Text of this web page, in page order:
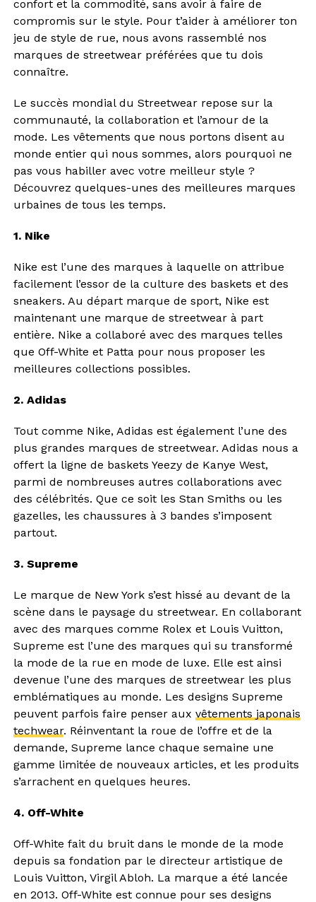
confort et la commodité, sans avoir à faire de
compromis sur le style. Pour t’aider à améliorer ton
jeu de style de rue, nous avons rassemblé nos
marques de streetwear préférées que tu dois
connaître.
Le succès mondial du Streetwear repose sur la
communauté, la collaboration et l’amour de la
mode. Les vêtements que nous portons disent au
monde entier qui nous sommes, alors pourquoi ne
pas vous habiller avec votre meilleur style ?
Découvrez quelques-unes des meilleures marques
urbaines de tous les temps.
1. Nike
Nike est l’une des marques à laquelle on attribue
facilement l’essor de la culture des baskets et des
sneakers. Au départ marque de sport, Nike est
maintenant une marque de streetwear à part
entière. Nike a collaboré avec des marques telles
que Off-White et Patta pour nous proposer les
meilleures collections possibles.
2. Adidas
Tout comme Nike, Adidas est également l’une des
plus grandes marques de streetwear. Adidas nous a
offert la ligne de baskets Yeezy de Kanye West,
parmi de nombreuses autres collaborations avec
des célébrités. Que ce soit les Stan Smiths ou les
gazelles, les chaussures à 3 bandes s’imposent
partout.
3. Supreme
Le marque de New York s’est hissé au devant de la
scène dans le paysage du streetwear. En collaborant
avec des marques comme Rolex et Louis Vuitton,
Supreme est l’une des marques qui su transformé
la mode de la rue en mode de luxe. Elle est ainsi
devenue l’une des marques de streetwear les plus
emblématiques au monde. Les designs Supreme
peuvent parfois faire penser aux vêtements japonais
techwear. Réinventant la roue de l’offre et de la
demande, Supreme lance chaque semaine une
gamme limitée de nouveaux articles, et les produits
s’arrachent en quelques heures.
4. Off-White
Off-White fait du bruit dans le monde de la mode
depuis sa fondation par le directeur artistique de
Louis Vuitton, Virgil Abloh. La marque a été lancée
en 2013. Off-White est connue pour ses designs